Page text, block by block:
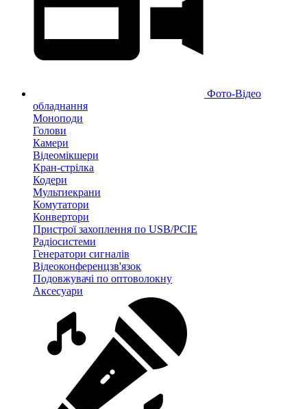
Фото-Відео
обладнання
Моноподи
Голови
Камери
Відеомікшери
Кран-стрілка
Кодери
Мультиекрани
Комутатори
Конвертори
Пристрої захоплення по USB/PCIE
Радіосистеми
Генератори сигналів
Відеоконференцзв'язок
Подовжувачі по оптоволокну
Аксесуари